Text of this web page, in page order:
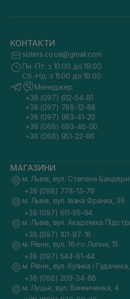
КОНТАКТИ
sisters.co.ua@gmail.com
Пн.-Пт. з 10:00 до 19:00
Сб.-Нд. з 11:00 до 18:00
Менеджер
+38 (097) 612-54-81
+38 (097) 788-12-88
+38 (097) 983-41-20
+38 (068) 693-46-00
+38 (068) 951-22-86
МАГАЗИНИ
м. Львів, вул. Степана
+38 (098) 778-13-79
м. Львів, вул. Івана Франка, 36
+38 (097) 611-95-94
м. Львів, вул. Академіка
+38 (097) 101-97-16
м. Рівне, вул. 16-го Липня, 15
+38 (097) 544-61-44
м. Рівне, вул. Кулика і
+38 (068) 209-34-88
м. Луцьк, вул. Винниченка, 4